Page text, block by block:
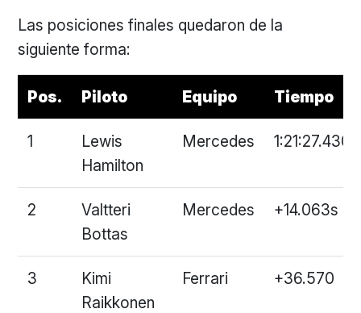
Las posiciones finales quedaron de la
siguiente forma:
Pos. Piloto Equipo Tiempo
1
Lewis
Hamilton
Mercedes 1:21:27.430
2
Valtteri
Bottas
Mercedes +14.063s
3
Kimi
Raikkonen
Ferrari +36.570